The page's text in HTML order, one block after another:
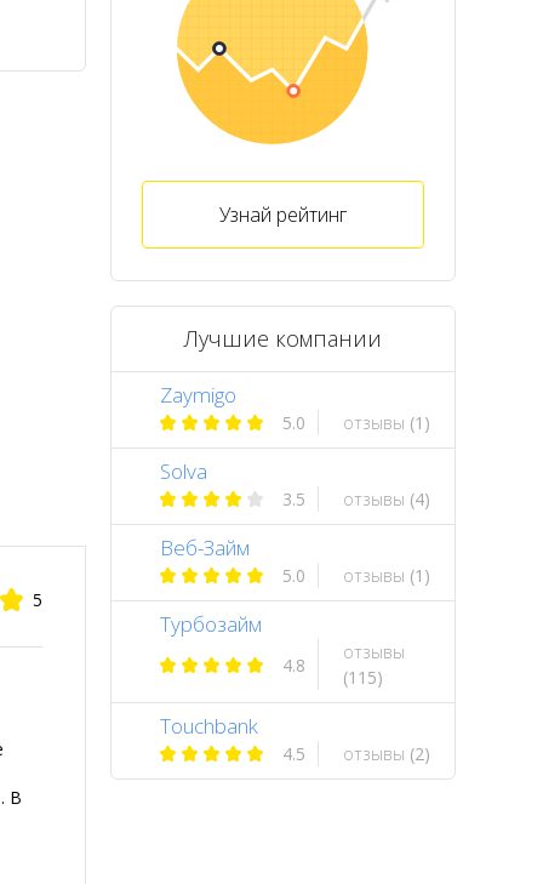
5
В
Узнай рейтинг
Лучшие компании
Zaymigo
5.0 отзывы (1)
Solva
3.5 отзывы (4)
Веб-Займ
5.0 отзывы (1)
Турбозайм
4.8
отзывы
(115)
Touchbank
4.5 отзывы (2)